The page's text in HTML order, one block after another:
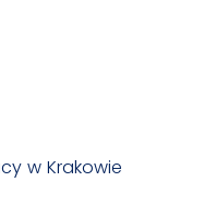
w Krakowie